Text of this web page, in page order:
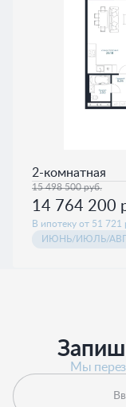
2-комнатная
15 498 500руб.
14 764 200
В ипотеку от 51 721
Мы